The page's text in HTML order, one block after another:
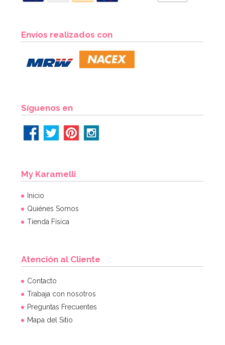
4,95€
Vela de cumpleaños Nº 7 verde
Envíos realizados con
Síguenos en
My Karamelli
Inicio
Quiénes Somos
Tienda Física
Atención al Cliente
Contacto
Trabaja con nosotros
Preguntas Frecuentes
Mapa del Sitio